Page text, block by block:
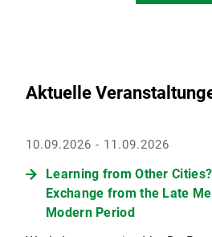
Aktuelle
10.09.2026 - 11.09.2026
Learning from Other
Exchange from the Late
Modern Period